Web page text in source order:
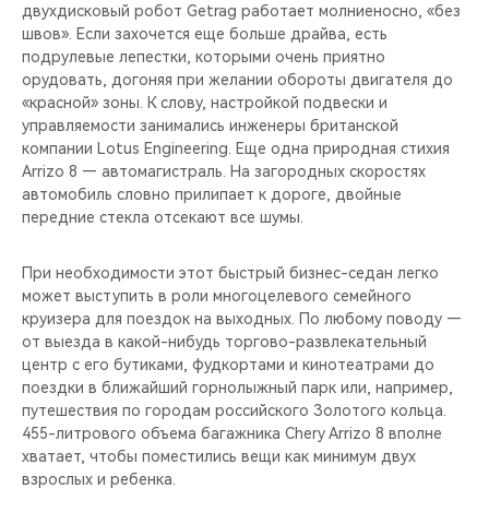
двухдисковый робот Getrag работает молниеносно, «без
швов». Если захочется еще больше драйва, есть
подрулевые лепестки, которыми очень приятно
орудовать, догоняя при желании обороты двигателя до
«красной» зоны. К слову, настройкой подвески и
управляемости занимались инженеры британской
компании Lotus Engineering. Еще одна природная стихия
Arrizo 8 — автомагистраль. На загородных скоростях
автомобиль словно прилипает к дороге, двойные
передние стекла отсекают все шумы.
При необходимости этот быстрый бизнес-седан легко
может выступить в роли многоцелевого семейного
круизера для поездок на выходных. По любому поводу —
от выезда в какой-нибудь торгово-развлекательный
центр с его бутиками, фудкортами и кинотеатрами до
поездки в ближайший горнолыжный парк или, например,
путешествия по городам российского Золотого кольца.
455-литрового объема багажника Chery Arrizo 8 вполне
хватает, чтобы поместились вещи как минимум двух
взрослых и ребенка.